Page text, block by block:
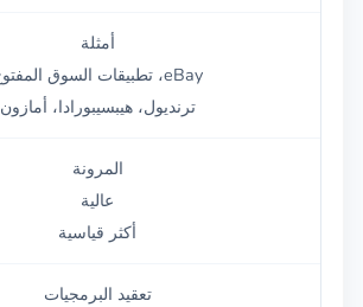
أمثلة
eBay، تطبيقات السوق المفتوح
ترنديول، هيبسيبورادا، أمازون
المرونة
عالية
أكثر قياسية
تعقيد البرمجيات